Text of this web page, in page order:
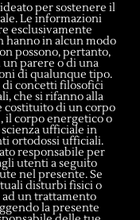
per sostenere il
Le informazioni
esclusivamente
hanno in alcun modo
possono, pertanto,
un parere o di una
di qualunque tipo.
di concetti filosofici
che si rifanno alla
costituito di un corpo
il corpo energetico o
ufficiale in
ortodossi ufficiali.
responsabile per
utenti a seguito
nel presente. Se
disturbi fisici o
un trattamento
la presente